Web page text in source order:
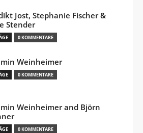
Jost, Stephanie Fischer &
Stender
0 KOMMENTARE
Weinheimer
0 KOMMENTARE
Weinheimer and Björn
0 KOMMENTARE